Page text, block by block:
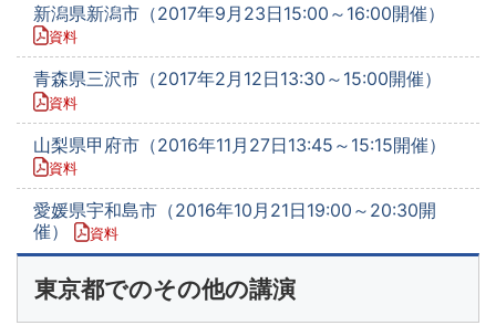
新潟県新潟市（2017年9月23日15:00～16:00開催）
資料
青森県三沢市（2017年2月12日13:30～15:00開催）
資料
山梨県甲府市（2016年11月27日13:45～15:15開催）
資料
愛媛県宇和島市（2016年10月21日19:00～20:30開
催）
資料
東京都でのその他の講演